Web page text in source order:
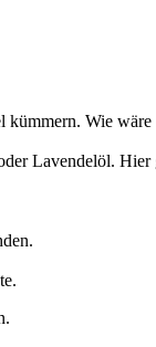
kümmern. Wie
Lavendelöl. Hier